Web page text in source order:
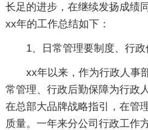
长足的进步，在继续发扬成绩
xx年的工作总结如下：
1、日常管理要制度、行
xx年以来，作为行政人事
常管理、行政后勤保障为行政
在总部大品牌战略指引，在管
质量。一年来分公司行政工作